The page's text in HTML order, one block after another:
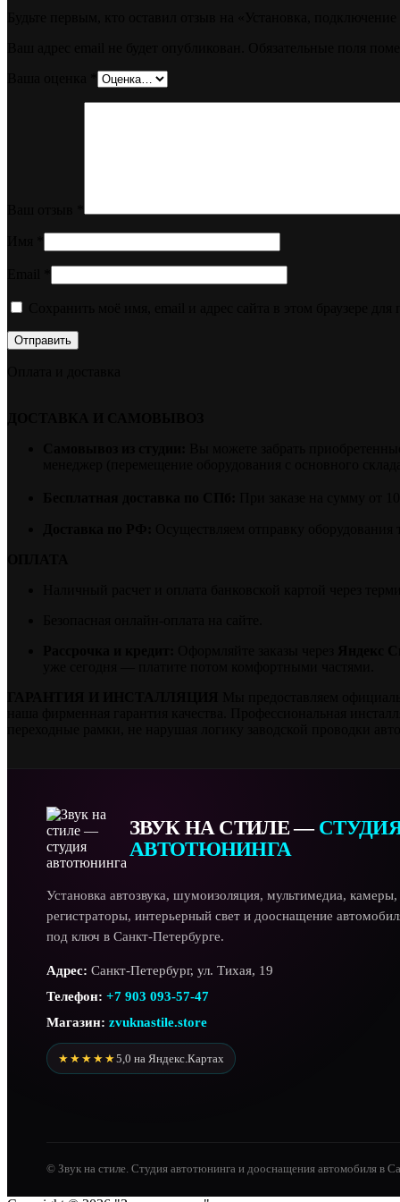
ЗВУК НА СТИЛЕ —
АВТОТЮНИНГА
Установка автозвука, шумоизоляция, мультимедиа, камеры,
регистраторы, интерьерный свет и дооснащение
под ключ в Санкт-Петербурге.
Адрес: Санкт-Петербург, ул. Тихая, 19
Телефон: +7 903 093-57-47
Магазин: zvuknastile.store
★★★★★5,0 на Яндекс.Картах
© Звук на стиле. Студия автотюнинга и дооснащения автомобиля в